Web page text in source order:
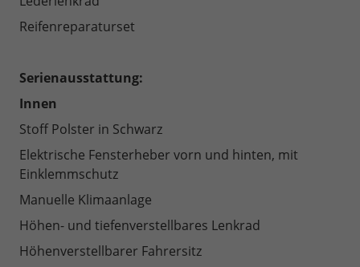
Reifenreparaturset
Serienausstattung:
Innen
Stoff Polster in Schwarz
Elektrische Fensterheber vorn und hinten, mit
Einklemmschutz
Manuelle Klimaanlage
Höhen- und tiefenverstellbares Lenkrad
Höhenverstellbarer Fahrersitz